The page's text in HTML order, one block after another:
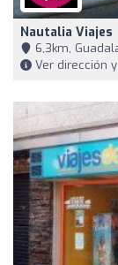
Nautalia Viajes
6,3km,
Ver dirección